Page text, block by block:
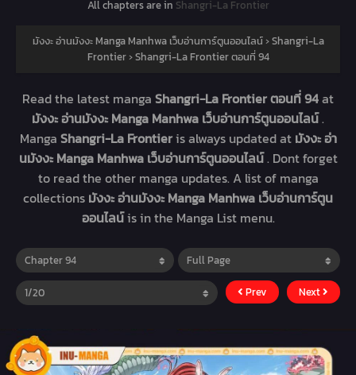
All chapters are in Shangri-La Frontier
มังงะ อ่านมังงะ Manga Manhwa เว็บอ่านการ์ตูนออนไลน์›Shangri-La
Frontier›Shangri-La Frontier ตอนที่ 94
Read the latest manga Shangri-La Frontier ตอนที่ 94at
มังงะ อ่านมังงะ Manga Manhwa เว็บอ่านการ์ตูนออนไลน์.
Manga Shangri-La Frontieris always updated at มังงะ อ่า
นมังงะ Manga Manhwa เว็บอ่านการ์ตูนออนไลน์. Dont forget
to read the other manga updates. A list of manga
collections มังงะ อ่านมังงะ Manga Manhwa เว็บอ่านการ์ตูน
ออนไลน์is in the Manga List menu.
Prev Next